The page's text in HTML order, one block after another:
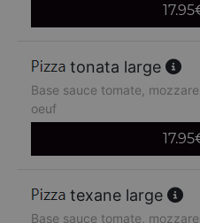
17.95
tonata large
Base sauce tomate,
oeuf
17.95
texane large
Base sauce tomate,